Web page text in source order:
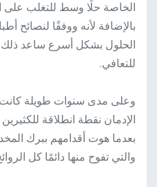
الخاصة حلًا وسط للتغلب على
بالإضافة لأنه ووفقًا لنصائح
الحلول بشكل أسرع ساعد ذلك
للتعافي.
وعلى مدى سنوات طويلة
الإدمان نقطة انطلاقة
بعدما هوت أقدامهم ببرك
والتي تفوح منها دائمًا كل